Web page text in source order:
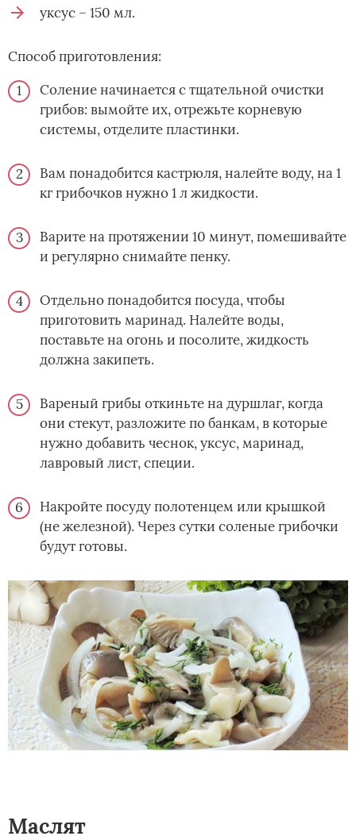
уксус – 150 мл.
Способ приготовления:
Соление начинается с тщательной очистки
грибов: вымойте их, отрежьте корневую
системы, отделите пластинки.
Вам понадобится кастрюля, налейте воду, на 1
кг грибочков нужно 1 л жидкости.
Варите на протяжении 10 минут, помешивайте
и регулярно снимайте пенку.
Отдельно понадобится посуда, чтобы
приготовить маринад. Налейте воды,
поставьте на огонь и посолите, жидкость
должна закипеть.
Вареный грибы откиньте на дуршлаг, когда
они стекут, разложите по банкам, в которые
нужно добавить чеснок, уксус, маринад,
лавровый лист, специи.
Накройте посуду полотенцем или крышкой
(не железной). Через сутки соленые грибочки
будут готовы.
Маслят